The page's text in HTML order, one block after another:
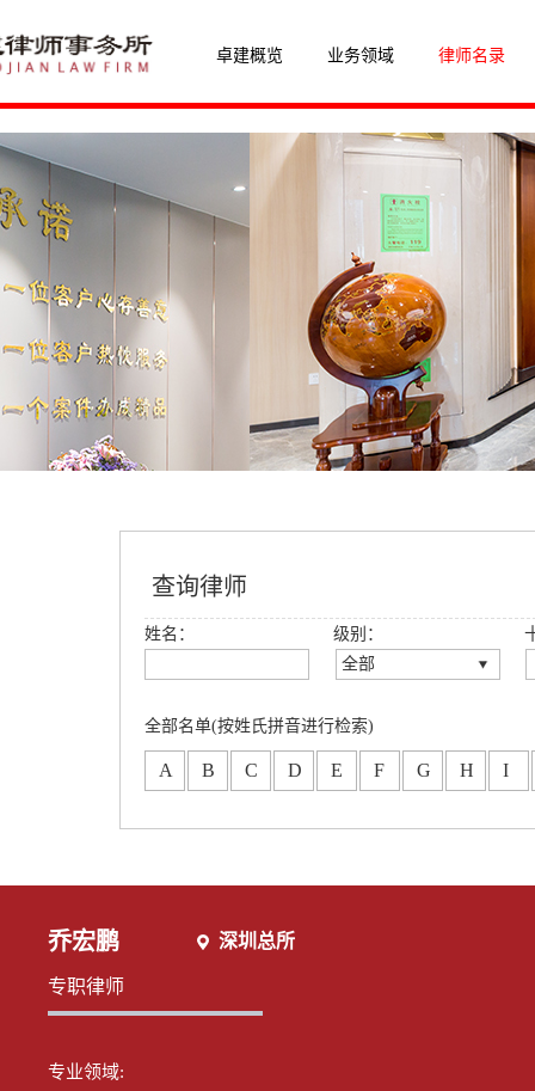
卓建概览 业务领域 律师名录
查询律师
姓名：
级别：
全部
创始合伙人
高级合伙人
全部名单(按姓氏拼音进行检索)
A B C D E F G H I
乔宏鹏 深圳总所
专职律师
专业领域: